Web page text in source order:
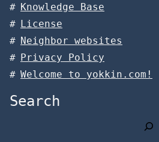
Knowledge Base
License
Neighbor websites
Privacy Policy
Welcome to yokkin.com!
Search